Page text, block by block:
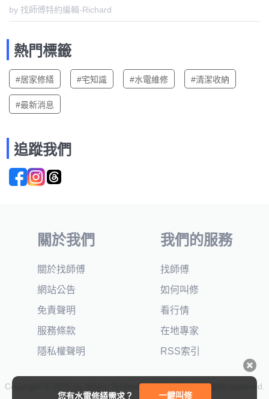
您有水電修繕需求？ 一鍵叫修
by 找師傅特約編輯-Richard
熱門標籤
#居家修繕 #宅知識 #水電維修 #清潔收納
#最新消息
追蹤我們
關於我們
關於找師傅
網站公告
免責聲明
服務條款
隱私權聲明
我們的服務
找師傅
如何叫修
看行情
在地專家
RSS索引
Copyright © 2025 by Addcn Technology Co., Ltd. All Rights reserved.